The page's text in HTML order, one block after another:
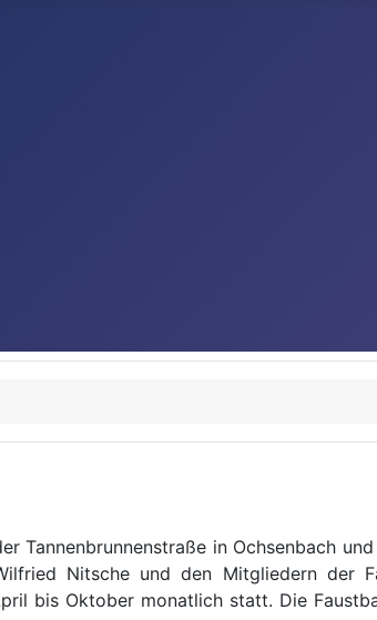
Tannenbrunnenstraße in Ochsenbach
Nitsche und den Mitgliedern der
bis Oktober monatlich statt. Die